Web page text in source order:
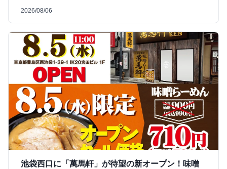
2026/08/06
池袋西口に「萬馬軒」が待望の新オープン！味噌